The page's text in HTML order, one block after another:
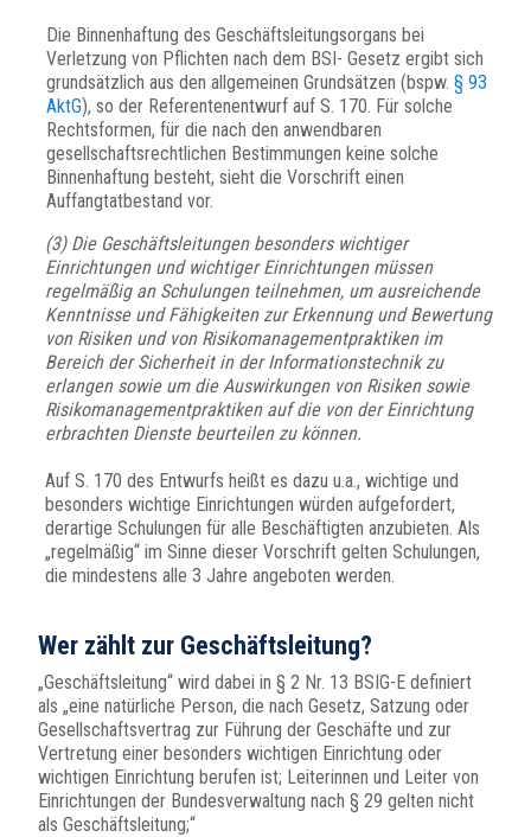
Die Binnenhaftung des Geschäftsleitungsorgans bei
Verletzung von Pflichten nach dem BSI- Gesetz ergibt sich
grundsätzlich aus den allgemeinen Grundsätzen (bspw.§ 93
AktG), so der Referentenentwurf auf S. 170. Für solche
Rechtsformen, für die nach den anwendbaren
gesellschaftsrechtlichen Bestimmungen keine solche
Binnenhaftung besteht, sieht die Vorschrift einen
Auffangtatbestand vor.
(3) Die Geschäftsleitungen besonders wichtiger
Einrichtungen und wichtiger Einrichtungen müssen
regelmäßig an Schulungen teilnehmen, um ausreichende
Kenntnisse und Fähigkeiten zur Erkennung und Bewertung
von Risiken und von Risikomanagementpraktiken im
Bereich der Sicherheit in der Informationstechnik zu
erlangen sowie um die Auswirkungen von Risiken sowie
Risikomanagementpraktiken auf die von der Einrichtung
erbrachten Dienste beurteilen zu können.
Auf S. 170 des Entwurfs heißt es dazu u.a., wichtige und
besonders wichtige Einrichtungen würden aufgefordert,
derartige Schulungen für alle Beschäftigten anzubieten. Als
„regelmäßig“ im Sinne dieser Vorschrift gelten Schulungen,
die mindestens alle 3 Jahre angeboten werden.
Wer zählt zur Geschäftsleitung?
„Geschäftsleitung“ wird dabei in § 2 Nr. 13 BSIG-E definiert
als „eine natürliche Person, die nach Gesetz, Satzung oder
Gesellschaftsvertrag zur Führung der Geschäfte und zur
Vertretung einer besonders wichtigen Einrichtung oder
wichtigen Einrichtung berufen ist; Leiterinnen und Leiter von
Einrichtungen der Bundesverwaltung nach § 29 gelten nicht
als Geschäftsleitung;“